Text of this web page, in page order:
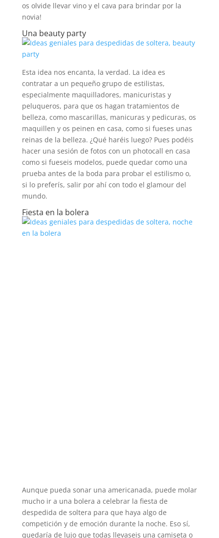
os olvide llevar vino y el cava para brindar por la
novia!
Una beauty party
Esta idea nos encanta, la verdad. La idea es
contratar a un pequeño grupo de estilistas,
especialmente maquilladores, manicuristas y
peluqueros, para que os hagan tratamientos de
belleza, como mascarillas, manicuras y pedicuras, os
maquillen y os peinen en casa, como si fueses unas
reinas de la belleza. ¿Qué haréis luego? Pues podéis
hacer una sesión de fotos con un photocall en casa
como si fueseis modelos, puede quedar como una
prueba antes de la boda para probar el estilismo o,
si lo preferís, salir por ahí con todo el glamour del
mundo.
Fiesta en la bolera
Aunque pueda sonar una americanada, puede molar
mucho ir a una bolera a celebrar la fiesta de
despedida de soltera para que haya algo de
competición y de emoción durante la noche. Eso sí,
quedaría de lujo que todas llevaseis una camiseta o